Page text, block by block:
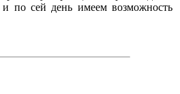
и по сей день имеем возможность